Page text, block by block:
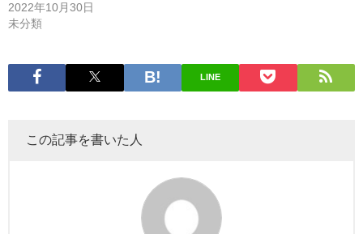
2022年10月30日
未分類
LINE
この記事を書いた人